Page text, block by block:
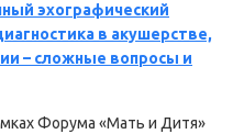
эхографический
в акушерстве,
– сложные вопросы и
Форума «Мать и Дитя»